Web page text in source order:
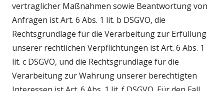
vertraglicher Maßnahmen sowie Beantwortung von
Anfragen ist Art. 6 Abs. 1 lit. b DSGVO, die
Rechtsgrundlage für die Verarbeitung zur Erfüllung
unserer rechtlichen Verpflichtungen ist Art. 6 Abs. 1
lit. c DSGVO, und die Rechtsgrundlage für die
Verarbeitung zur Wahrung unserer berechtigten